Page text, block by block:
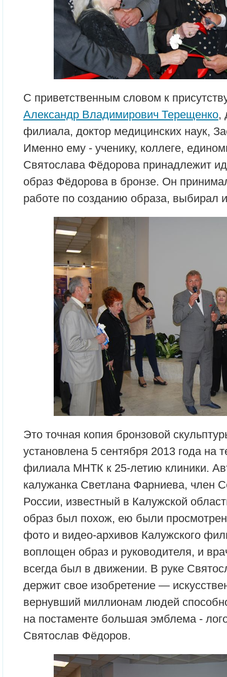
С приветственным словом к
Александр Владимирович Терещенко,
филиала, доктор медицинских наук,
Именно ему - ученику, коллеге,
Святослава Фёдорова принадлежит
образ Фёдорова в бронзе. Он
работе по созданию образа, выбирал
Это точная копия бронзовой
установлена 5 сентября 2013 года на
филиала МНТК к 25-летию клиники.
калужанка Светлана Фарниева, член
России, известный в Калужской
образ был похож, ею были
фото и видео-архивов Калужского
воплощен образ и руководителя, и
всегда был в движении. В руке
держит свое изобретение —
вернувший миллионам людей
на постаменте большая эмблема -
Святослав Фёдоров.